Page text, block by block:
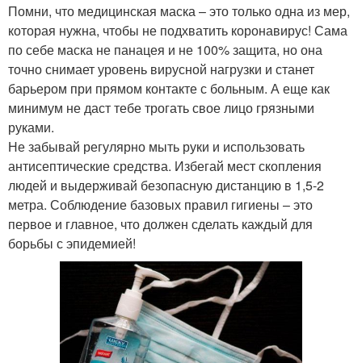
Помни, что медицинская маска – это только одна из мер,
которая нужна, чтобы не подхватить коронавирус! Сама
по себе маска не панацея и не 100% защита, но она
точно снимает уровень вирусной нагрузки и станет
барьером при прямом контакте с больным. А еще как
минимум не даст тебе трогать свое лицо грязными
руками.
Не забывай регулярно мыть руки и использовать
антисептические средства. Избегай мест скопления
людей и выдерживай безопасную дистанцию в 1,5-2
метра. Соблюдение базовых правил гигиены – это
первое и главное, что должен сделать каждый для
борьбы с эпидемией!